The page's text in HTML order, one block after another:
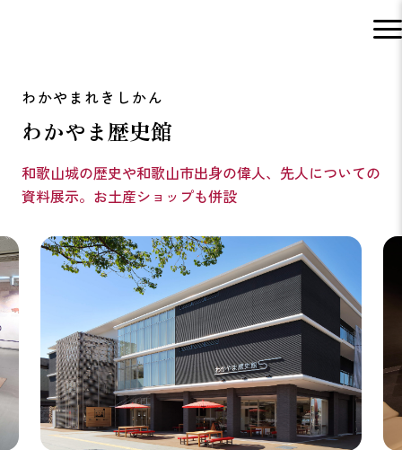
わかやま歴史館
和歌山城の歴史や和歌山市出身の偉人、先人についての
資料展示。お土産ショップも併設